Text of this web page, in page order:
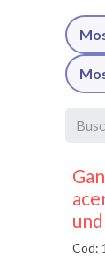
und
Cod: